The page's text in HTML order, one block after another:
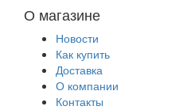
О магазине
Новости
Как купить
Доставка
О компании
Контакты